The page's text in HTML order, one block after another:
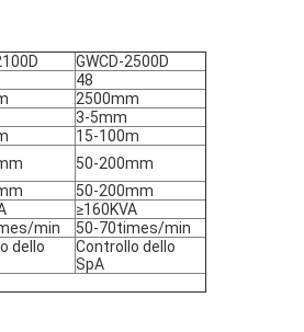
GWCD-2500D
48
2500mm
3-5mm
15-100m
50-200mm
50-200mm
≥160KVA
min
50-70times/min
dello
Controllo dello
SpA